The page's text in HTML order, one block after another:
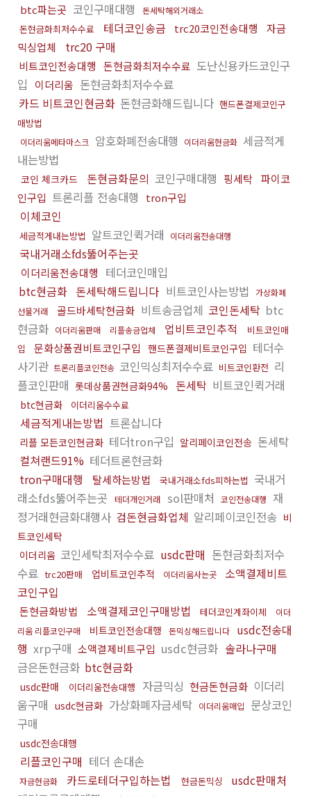
btc파는곳 코인구매대행 돈세탁해외거래소
돈현금화최저수수료 테더코인송금 trc20코인전송대행
자금
믹싱업체
trc20 구매
비트코인전송대행 돈현금화최저수수료 도난신용카드코인구
입
이더리움 돈현금화최저수수료
카드 비트코인현금화 돈현금화해드립니다 핸드폰결제코인구
매방법
이더리움메타마스크 암호화폐전송대행 이더리움현금화 세금적게
내는방법
코인 체크카드 돈현금화문의 코인구매대행 핑세탁 파이코
인구입 트론리플 전송대행 tron구입
이체코인
세금적게내는방법 알트코인퀵거래 이더리움전송대행
국내거래소fds뚫어주는곳
이더리움전송대행
테더코인매입
btc현금화 돈세탁해드립니다 비트코인사는방법
가상화폐
선물거래
골드바세탁현금화 비트송금업체 코인돈세탁 btc
현금화 이더리움판매 리플송금업체 업비트코인추적
비트코인매
입
문화상품권비트코인구입 핸드폰결제비트코인구입 테더수
사기관 트론리플코인전송 코인믹싱최저수수료 비트코인환전 리
플코인판매 롯데상품권현금화94% 돈세탁 비트코인퀵거래
btc현금화 이더리움수수료
세금적게내는방법 트론삽니다
리플 모든코인현금화 테더tron구입 알리페이코인전송 돈세탁
컬쳐랜드91% 테더트론현금화
tron구매대행
탈세하는방법 국내거래소fds피하는법 국내거
래소fds뚫어주는곳
테더개인거래 sol판매처 코인전송대행
재
정거래현금화대행사 검돈현금화업체 알리페이코인전송 비
트코인세탁
이더리움 코인세탁최저수수료 usdc판매 돈현금화최저수
수료 trc20판매 업비트코인추적 이더리움사는곳
소액결제비트
코인구입
돈현금화방법 소액결제코인구매방법 테더코인계좌이체
이더
리움 리플코인구매
비트코인전송대행 돈믹싱해드립니다
usdc전송대
행 xrp구매 소액결제비트구입 usdc현금화 솔라나구매
금은돈현금화 btc현금화
usdc판매 이더리움전송대행 자금믹싱 현금돈현금화 이더리
움구매 usdc현금화 가상화폐자금세탁 이더리움매입
문상코인
구매
usdc전송대행
리플코인구매 테더 손대손
자금현금화 카드로테더구입하는법 현금돈믹싱
usdc판매처